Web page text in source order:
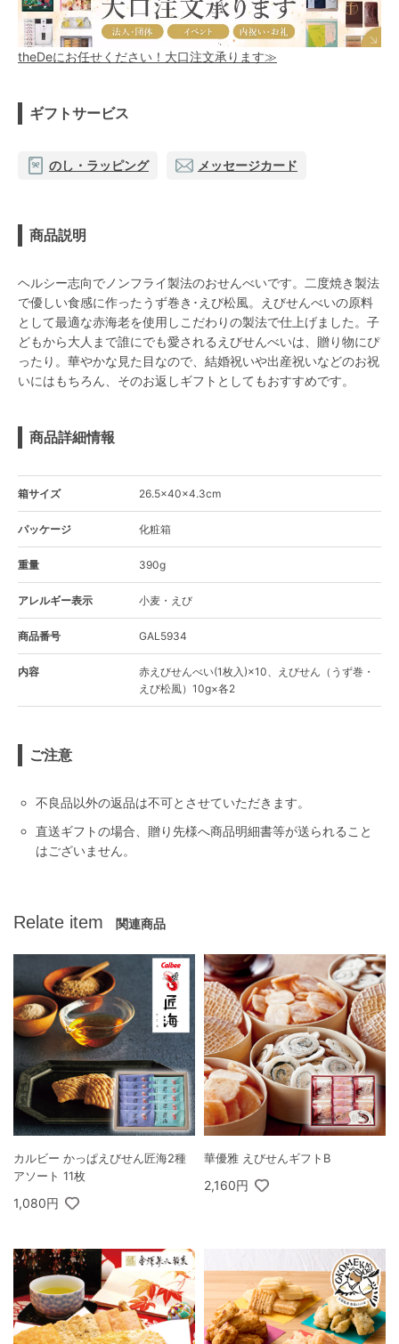
theDeにお任せください！大口注文承ります≫
ギフトサービス
のし・ラッピング メッセージカード
商品説明
ヘルシー志向でノンフライ製法のおせんべいです。二度焼き製法
で優しい食感に作ったうず巻き･えび松風。えびせんべいの原料
として最適な赤海老を使用しこだわりの製法で仕上げました。子
どもから大人まで誰にでも愛されるえびせんべいは、贈り物にぴ
ったり。華やかな見た目なので、結婚祝いや出産祝いなどのお祝
いにはもちろん、そのお返しギフトとしてもおすすめです。
商品詳細情報
箱サイズ 26.5×40×4.3cm
パッケージ 化粧箱
重量 390g
アレルギー表示 小麦・えび
商品番号 GAL5934
内容
赤えびせんべい(1枚入)×10、えびせん（うず巻・
えび松風）10g×各2
ご注意
不良品以外の返品は不可とさせていただきます。
直送ギフトの場合、贈り先様へ商品明細書等が送られること
はございません。
Relate item 関連商品
カルビー かっぱえびせん匠海2種
アソート 11枚
1,080円
華優雅 えびせんギフトB
2,160円